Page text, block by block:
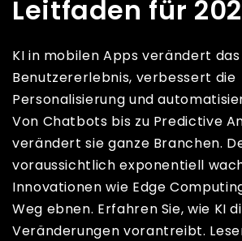
Leitfaden für
KI in mobilen Apps verändert das
Benutzererlebnis, verbessert die
Personalisierung und
Von Chatbots bis zu Predictive
verändert sie ganze Branchen.
voraussichtlich exponentiell
Innovationen wie Edge
Weg ebnen. Erfahren Sie, wie KI
Veränderungen vorantreibt.